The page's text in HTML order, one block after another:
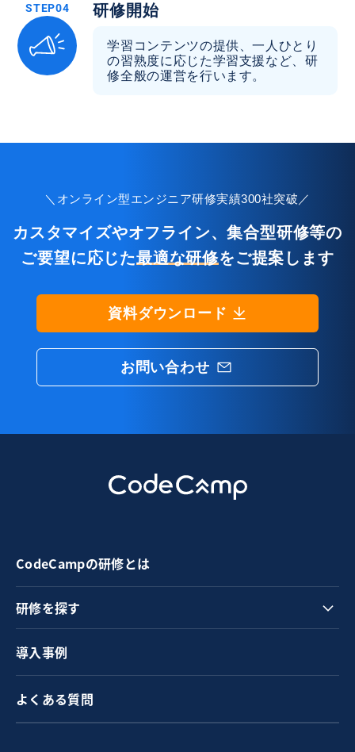
研修開始
学習コンテンツの提供、一人ひとり
の習熟度に応じた学習支援など、研
修全般の運営を行います。
＼オンライン型エンジニア研修実績300社突破／
カスタマイズやオフライン、集合型研修等の
ご要望に応じた最適な研修をご提案します
資料ダウンロード
お問い合わせ
CodeCampの研修とは
研修を探す
導入事例
よくある質問